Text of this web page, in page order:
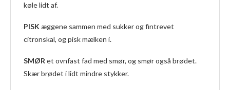
køle lidt af.
PISKæggene sammen med sukker og fintrevet
citronskal, og pisk mælken i.
SMØRet ovnfast fad med smør, og smør også brødet.
Skær brødet i lidt mindre stykker.